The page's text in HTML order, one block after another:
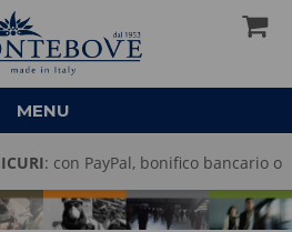
MENU
: con PayPal, bonifico bancario o
alla consegna